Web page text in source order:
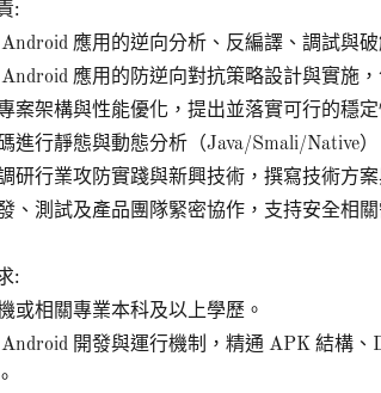
:
應用的逆向分析、反編譯、調試與
應用的防逆向對抗策略設計與實施
案架構與性能優化，提出並落實可行的穩
進行靜態與動態分析（Java/Smali/Native
研行業攻防實踐與新興技術，撰寫技術方
、測試及產品團隊緊密協作，支持安全相
:
或相關專業本科及以上學歷。
Android 開發與運行機制，精通 APK 結構